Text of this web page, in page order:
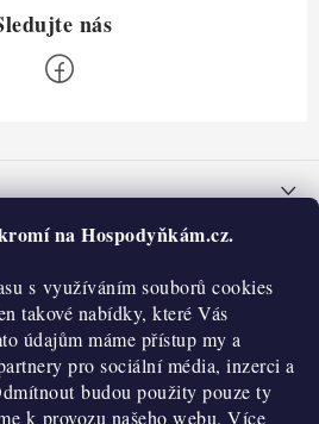
na Hospodyňkám.cz.
s využíváním souborů cookies
takové nabídky, které Vás
údajům máme přístup my a
pro sociální média, inzerci a
budou použity pouze ty
k provozu našeho webu. Více